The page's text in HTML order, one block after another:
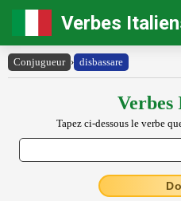
Verbes
Conjugueur › disbassare
Verbes
Tapez ci-dessous le verbe